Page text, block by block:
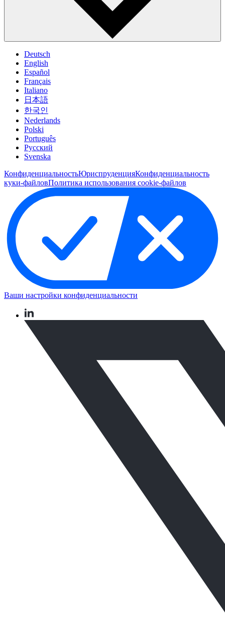
Deutsch
English
Español
Français
Italiano
日本語
한국인
Nederlands
Polski
Português
Pусский
Svenska
КонфиденциальностьЮриспруденцияКонфиденциальность
куки-файловПолитика использования cookie-файлов
Ваши настройки конфиденциальности